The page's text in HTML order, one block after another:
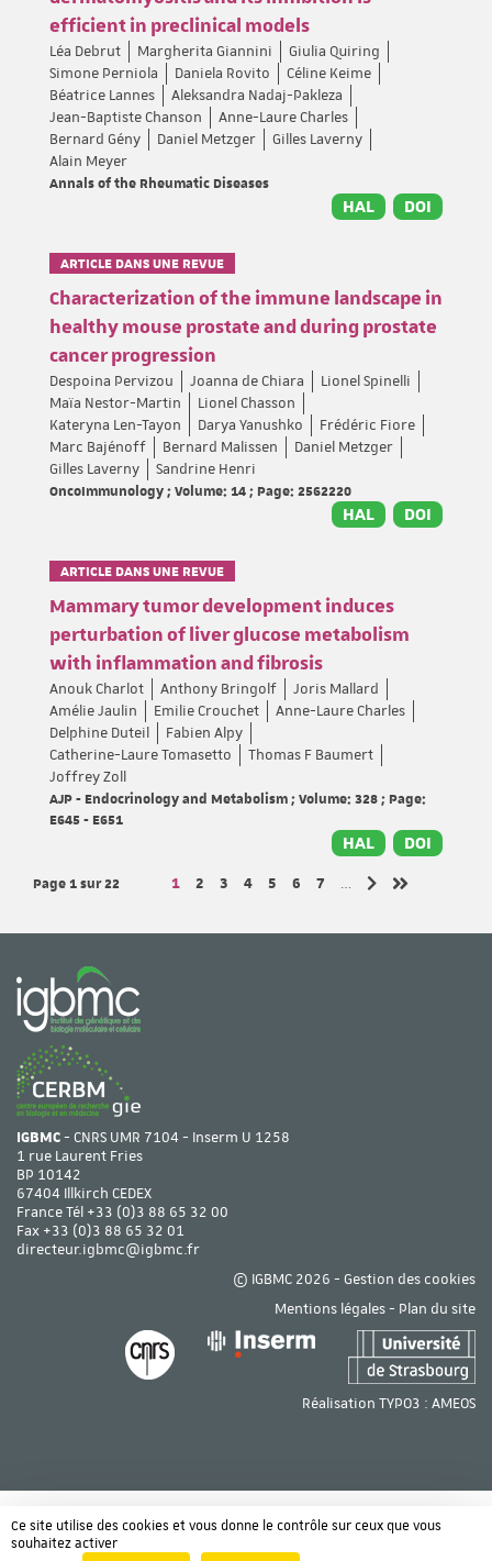
efficient in preclinical models
Léa Debrut Margherita Giannini
Giulia Quiring
Simone Perniola
Daniela Rovito
Céline Keime
Béatrice Lannes
Aleksandra Nadaj-Pakleza
Jean-Baptiste Chanson
Anne-Laure Charles
Bernard Gény
Daniel Metzger
Gilles Laverny
Alain Meyer
Annals of the Rheumatic Diseases
HAL DOI
ARTICLE DANS UNE REVUE
Characterization of the immune landscape in
healthy mouse prostate and during prostate
cancer progression
Despoina Pervizou Joanna de Chiara
Lionel Spinelli
Maïa Nestor-Martin
Lionel Chasson
Kateryna Len-Tayon
Darya Yanushko
Frédéric Fiore
Marc Bajénoff
Bernard Malissen
Daniel Metzger
Gilles Laverny
Sandrine Henri
OncoImmunology ; Volume: 14 ; Page: 2562220
HAL DOI
ARTICLE DANS UNE REVUE
Mammary tumor development induces
perturbation of liver glucose metabolism
with inflammation and fibrosis
Anouk Charlot Anthony Bringolf
Joris Mallard
Amélie Jaulin
Emilie Crouchet
Anne-Laure Charles
Delphine Duteil
Fabien Alpy
Catherine-Laure Tomasetto
Thomas F Baumert
Joffrey Zoll
AJP - Endocrinology and Metabolism ; Volume: 328 ; Page:
E645 - E651
HAL DOI
Page 1sur 22 Page
1 Page
2 Page
3 Page
4 Page
5 Page
6 Page
7
…
IGBMC- CNRS UMR 7104 - Inserm U 1258
1 rue Laurent Fries
BP 10142
67404 Illkirch CEDEX
France Tél +33 (0)3 88 65 32 00
Fax +33 (0)3 88 65 32 01
directeur.igbmc@igbmc.fr
© IGBMC 2026 - Gestion des cookies
Mentions légales- Plan du site
Réalisation TYPO3 : AMEOS
Ce site utilise des cookies et vous donne le contrôle sur ceux que vous
souhaitez activer